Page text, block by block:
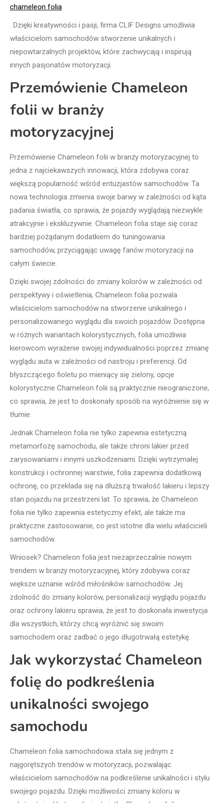
chameleon folia
. Dzięki kreatywności i pasji, firma CLIF Designs umożliwia
właścicielom samochodów stworzenie unikalnych i
niepowtarzalnych projektów, które zachwycają i inspirują
innych pasjonatów motoryzacji.
Przemówienie Chameleon
folii w branży
motoryzacyjnej
Przemówienie Chameleon folii w branży motoryzacyjnej to
jedna z najciekawszych innowacji, która zdobywa coraz
większą popularność wśród entuzjastów samochodów. Ta
nowa technologia zmienia swoje barwy w zależności od kąta
padania światła, co sprawia, że pojazdy wyglądają niezwykle
atrakcyjnie i ekskluzywnie. Chameleon folia staje się coraz
bardziej pożądanym dodatkiem do tuningowania
samochodów, przyciągając uwagę fanów motoryzacji na
całym świecie.
Dzięki swojej zdolności do zmiany kolorów w zależności od
perspektywy i oświetlenia, Chameleon folia pozwala
właścicielom samochodów na stworzenie unikalnego i
personalizowanego wyglądu dla swoich pojazdów. Dostępna
w różnych wariantach kolorystycznych, folia umożliwia
kierowcom wyrażenie swojej indywidualności poprzez zmianę
wyglądu auta w zależności od nastroju i preferencji. Od
błyszczącego fioletu po mieniący się zielony, opcje
kolorystyczne Chameleon folii są praktycznie nieograniczone,
co sprawia, że jest to doskonały sposób na wyróżnienie się w
tłumie.
Jednak Chameleon folia nie tylko zapewnia estetyczną
metamorfozę samochodu, ale także chroni lakier przed
zarysowaniami i innymi uszkodzeniami. Dzięki wytrzymałej
konstrukcji i ochronnej warstwie, folia zapewnia dodatkową
ochronę, co przekłada się na dłuższą trwałość lakieru i lepszy
stan pojazdu na przestrzeni lat. To sprawia, że Chameleon
folia nie tylko zapewnia estetyczny efekt, ale także ma
praktyczne zastosowanie, co jest istotne dla wielu właścicieli
samochodów.
Wniosek? Chameleon folia jest niezaprzeczalnie nowym
trendem w branży motoryzacyjnej, który zdobywa coraz
większe uznanie wśród miłośników samochodów. Jej
zdolność do zmiany kolorów, personalizacji wyglądu pojazdu
oraz ochrony lakieru sprawia, że jest to doskonała inwestycja
dla wszystkich, którzy chcą wyróżnić się swoim
samochodem oraz zadbać o jego długotrwałą estetykę.
Jak wykorzystać Chameleon
folię do podkreślenia
unikalności swojego
samochodu
Chameleon folia samochodowa stała się jednym z
najgorętszych trendów w motoryzacji, pozwalając
właścicielom samochodów na podkreślenie unikalności i stylu
swojego pojazdu. Dzięki możliwości zmiany koloru w